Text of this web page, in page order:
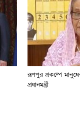
রূপপুর প্রকল্পে
প্রধানমন্ত্রী